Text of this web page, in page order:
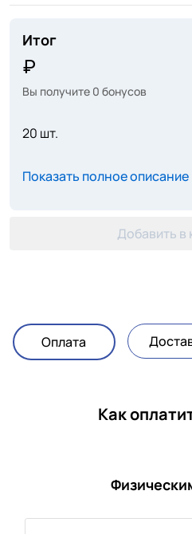
Итог
Вы получите 0 бонусов
20 шт.
Показать полное описание
Добавить в
Оплата
Как